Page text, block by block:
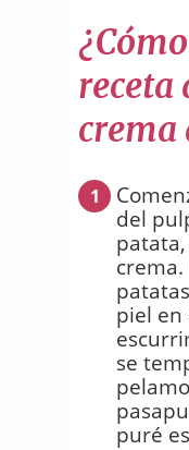
receta
crema
1
del
piel en
se
puré